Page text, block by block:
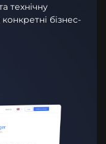
технічну
бізнес-